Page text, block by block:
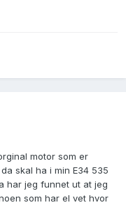
motor som er
skal ha i min E34 535
har jeg funnet ut at jeg
som har el vet hvor